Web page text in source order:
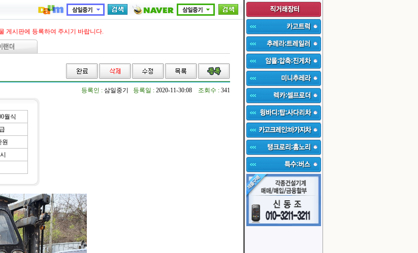
게시판에 등록하여 주시기 바랍니다.
등록인 : 삼일중기 등록일 : 2020-11-30:08 조회수 : 341
월식
원